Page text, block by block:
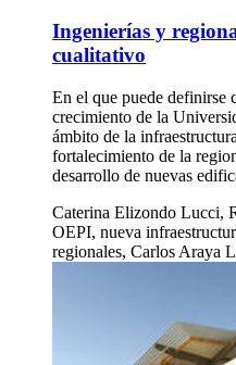
Ingenierías y
cualitativo
En el que puede definirse
crecimiento de la
ámbito de la
fortalecimiento de la
desarrollo de nuevas
Caterina Elizondo Lucci,
OEPI, nueva
regionales, Carlos Araya